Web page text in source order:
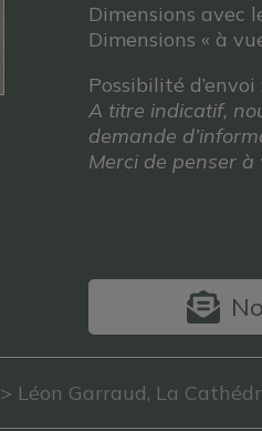
Dimensions avec
Dimensions « à
Possibilité
A titre indicatif,
demande
Merci de penser à
> Léon Garraud, La